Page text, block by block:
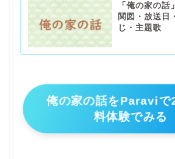
「俺の家の話
関図・放送日
じ・主題歌
俺の家の話をParaviで
料体験でみる